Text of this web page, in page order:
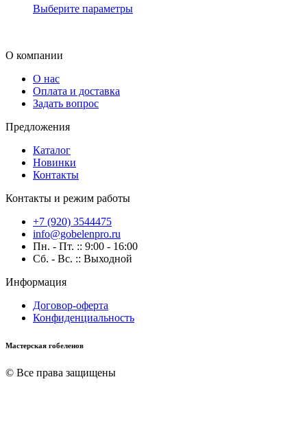
Выберите параметры
О компании
О нас
Оплата и доставка
Задать вопрос
Предложения
Каталог
Новинки
Контакты
Контакты и режим работы
+7 (920) 3544475
info@gobelenpro.ru
Пн. - Пт. :: 9:00 - 16:00
Сб. - Вс. :: Выходной
Информация
Договор-оферта
Конфиденциальность
Мастерская гобеленов
© Все права защищены